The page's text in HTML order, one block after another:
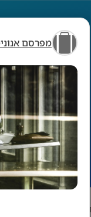
מפרסם
דלפק